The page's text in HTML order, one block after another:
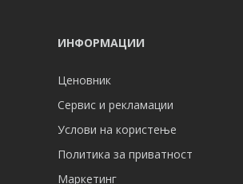
ИНФОРМАЦИИ
Ценовник
Сервис и рекламации
Услови на користење
Политика за приватност
Маркетинг